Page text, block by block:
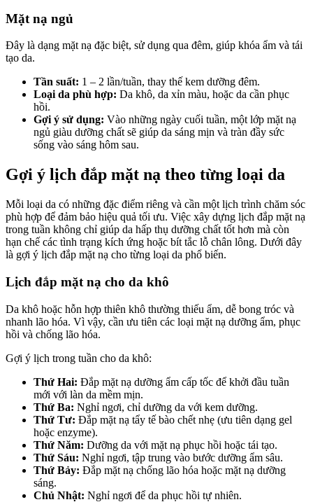
Mặt nạ ngủ
Đây là dạng mặt nạ đặc biệt, sử dụng qua đêm, giúp khóa ẩm và tái
tạo da.
Tần suất: 1 – 2 lần/tuần, thay thế kem dưỡng đêm.
Loại da phù hợp: Da khô, da xỉn màu, hoặc da cần phục
hồi.
Gợi ý sử dụng: Vào những ngày cuối tuần, một lớp mặt nạ
ngủ giàu dưỡng chất sẽ giúp da sáng mịn và tràn đầy sức
sống vào sáng hôm sau.
Gợi ý lịch đắp mặt nạ theo từng loại da
Mỗi loại da có những đặc điểm riêng và cần một lịch trình chăm sóc
phù hợp để đảm bảo hiệu quả tối ưu. Việc xây dựng lịch đắp mặt nạ
trong tuần không chỉ giúp da hấp thụ dưỡng chất tốt hơn mà còn
hạn chế các tình trạng kích ứng hoặc bít tắc lỗ chân lông. Dưới đây
là gợi ý lịch đắp mặt nạ cho từng loại da phổ biến.
Lịch đắp mặt nạ cho da khô
Da khô hoặc hỗn hợp thiên khô thường thiếu ẩm, dễ bong tróc và
nhanh lão hóa. Vì vậy, cần ưu tiên các loại mặt nạ dưỡng ẩm, phục
hồi và chống lão hóa.
Gợi ý lịch trong tuần cho da khô:
Thứ Hai: Đắp mặt nạ dưỡng ẩm cấp tốc để khởi đầu tuần
mới với làn da mềm mịn.
Thứ Ba: Nghỉ ngơi, chỉ dưỡng da với kem dưỡng.
Thứ Tư: Đắp mặt nạ tẩy tế bào chết nhẹ (ưu tiên dạng gel
hoặc enzyme).
Thứ Năm: Dưỡng da với mặt nạ phục hồi hoặc tái tạo.
Thứ Sáu: Nghỉ ngơi, tập trung vào bước dưỡng ẩm sâu.
Thứ Bảy: Đắp mặt nạ chống lão hóa hoặc mặt nạ dưỡng
sáng.
Chủ Nhật: Nghỉ ngơi để da phục hồi tự nhiên.